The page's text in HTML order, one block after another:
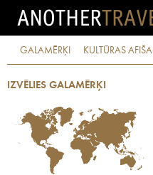
GALAMĒRĶI KULTŪRAS AFIŠA
IZVĒLIES GALAMĒRĶI